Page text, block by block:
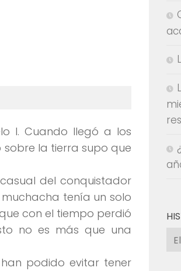
I. Cuando llegó a los
la tierra supo que
del conquistador
tenía un solo
con el tiempo perdió
no es más que una
podido evitar tener